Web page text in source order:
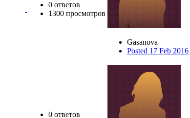
0 ответов
1300 просмотров
Gasanova
Posted 17 Feb 2016
0 ответов